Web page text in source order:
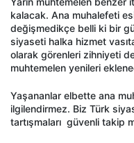
kalacak. Ana muhalefeti
değişmedikçe belli ki bir
siyaseti halka hizmet
olarak görenleri zihniyeti
muhtemelen yenileri
Yaşananlar elbette ana
ilgilendirmez. Biz Türk
tartışmaları güvenli takip